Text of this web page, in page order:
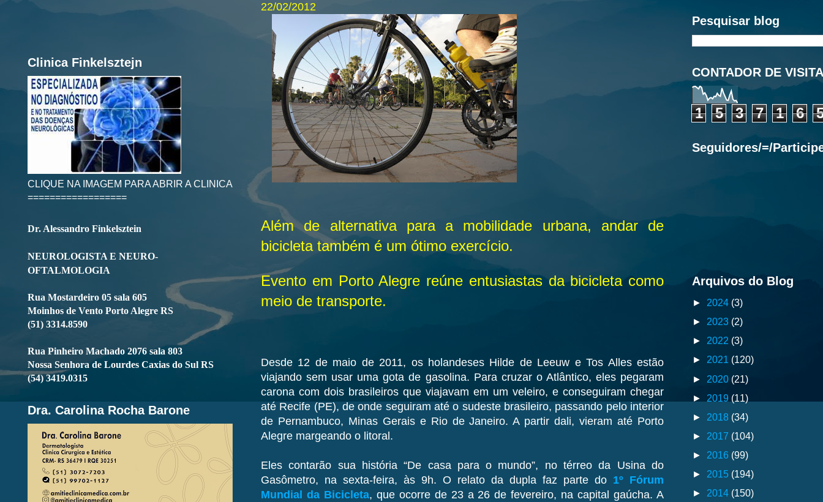
22/02/2012
Além de alternativa para a mobilidade urbana, andar de
bicicleta também é um ótimo exercício.
Evento em Porto Alegre reúne entusiastas da bicicleta como
meio de transporte.
Desde 12 de maio de 2011, os holandeses Hilde de Leeuw e Tos Alles estão
viajando sem usar uma gota de gasolina. Para cruzar o Atlântico, eles pegaram
carona com dois brasileiros que viajavam em um veleiro, e conseguiram chegar
até Recife (PE), de onde seguiram até o sudeste brasileiro, passando pelo interior
de Pernambuco, Minas Gerais e Rio de Janeiro. A partir dali, vieram até Porto
Alegre margeando o litoral.
Eles contarão sua história “De casa para o mundo”, no térreo da Usina do
Gasômetro, na sexta-feira, às 9h. O relato da dupla faz parte do 1º Fórum
Mundial da Bicicleta, que ocorre de 23 a 26 de fevereiro, na capital gaúcha. A
Clinica Finkelsztejn
CLIQUE NA IMAGEM PARA ABRIR A CLINICA
==================
Dr. Alessandro Finkelsztein
NEUROLOGISTA E NEURO-
OFTALMOLOGIA
Rua Mostardeiro 05 sala 605
Moinhos de Vento Porto Alegre RS
(51) 3314.8590
Rua Pinheiro Machado 2076 sala 803
Nossa Senhora de Lourdes Caxias do Sul RS
(54) 3419.0315
Dra. Carolina Rocha Barone
Pesquisar blog
CONTADOR DE
1 5 3 7 1 6
Seguidores/=/
Arquivos do Blog
► 2024 (3)
► 2023 (2)
► 2022 (3)
► 2021 (120)
► 2020 (21)
► 2019 (11)
► 2018 (34)
► 2017 (104)
► 2016 (99)
► 2015 (194)
► 2014 (150)